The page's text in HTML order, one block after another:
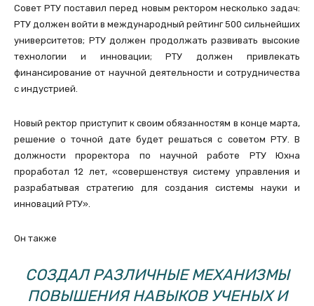
Совет РТУ поставил перед новым ректором несколько задач:
РТУ должен войти в международный рейтинг 500 сильнейших
университетов; РТУ должен продолжать развивать высокие
технологии и инновации; РТУ должен привлекать
финансирование от научной деятельности и сотрудничества
с индустрией.
Новый ректор приступит к своим обязанностям в конце марта,
решение о точной дате будет решаться с советом РТУ. В
должности проректора по научной работе РТУ Юхна
проработал 12 лет, «совершенствуя систему управления и
разрабатывая стратегию для создания системы науки и
инноваций РТУ».
Он также
СОЗДАЛ РАЗЛИЧНЫЕ МЕХАНИЗМЫ
ПОВЫШЕНИЯ НАВЫКОВ УЧЕНЫХ И